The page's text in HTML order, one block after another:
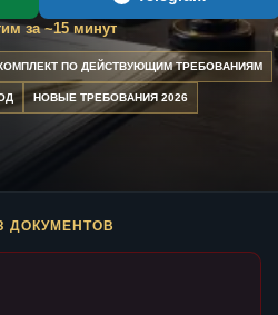
за ~15 минут
ПО ДЕЙСТВУЮЩИМ ТРЕБОВАНИЯМ
НОВЫЕ ТРЕБОВАНИЯ 2026
ДОКУМЕНТОВ